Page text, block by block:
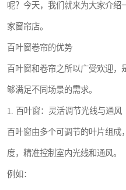
呢？今天，我们就来为大家介
家窗帘店。
百叶窗卷帘的优势
百叶窗和卷帘之所以广受欢迎
够满足不同场景的需求。
1. 百叶窗：灵活调节光线与通风
百叶窗由多个可调节的叶片组成
度，精准控制室内光线和通风。
例如：